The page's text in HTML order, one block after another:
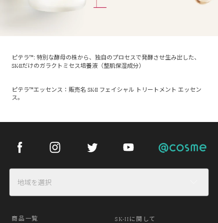
ピテラ™: 特別な酵母の株から、独自のプロセスで発酵させ生み出した、
SK-IIだけのガラクトミセス培養液（整肌保湿成分）
ピテラ™エッセンス：販売名 SK-II フェイシャル トリートメント エッセン
ス。
Facebook Instagram Twitter Youtube Cosme
地域を選択
商品一覧 SK-IIに関して